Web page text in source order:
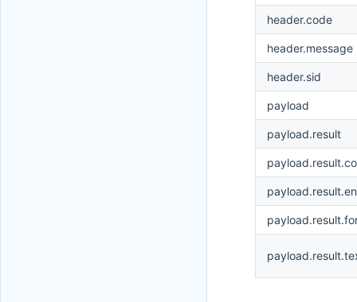
header.code
header.message
header.sid
payload
payload.result